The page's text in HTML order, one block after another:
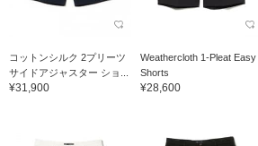
コットンシルク 2プリーツ
サイドアジャスター ショ...
¥31,900
Weathercloth 1-Pleat Easy
Shorts
¥28,600